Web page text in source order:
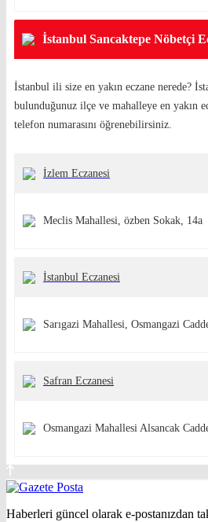
İstanbul Sancaktepe Nöbetçi
İstanbul ili size en yakın eczane nerede?
bulunduğunuz ilçe ve mahalleye en yakın
telefon numarasını öğrenebilirsiniz.
İzlem Eczanesi
Meclis Mahallesi, özben Sokak, 14a
İstanbul Eczanesi
Sarıgazi Mahallesi, Osmangazi
Safran Eczanesi
Osmangazi Mahallesi Alsancak
Haberleri güncel olarak e-postanızdan